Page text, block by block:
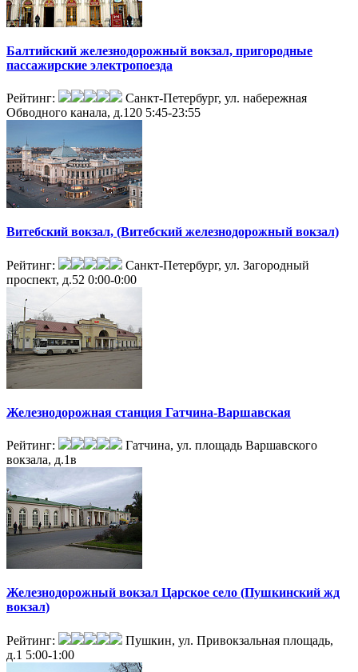
Балтийский железнодорожный вокзал, пригородные
пассажирские электропоезда
Рейтинг:
Санкт-Петербург, ул. набережная
Обводного канала, д.120 5:45-23:55
Витебский вокзал, (Витебский железнодорожный вокзал)
Рейтинг:
Санкт-Петербург, ул. Загородный
проспект, д.52 0:00-0:00
Железнодорожная станция Гатчина-Варшавская
Рейтинг:
Гатчина, ул. площадь Варшавского
вокзала, д.1в
Железнодорожный вокзал Царское село (Пушкинский жд
вокзал)
Рейтинг:
Пушкин, ул. Привокзальная площадь,
д.1 5:00-1:00